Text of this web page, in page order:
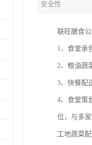
安全性
联旺膳食
1、食堂承
2、粮油蔬
3、快餐配
4、食堂策
位，与多
工地蔬菜